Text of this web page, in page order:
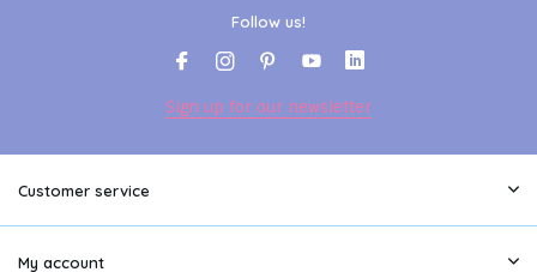
Follow us!
Sign up for our newsletter
Customer service
My account